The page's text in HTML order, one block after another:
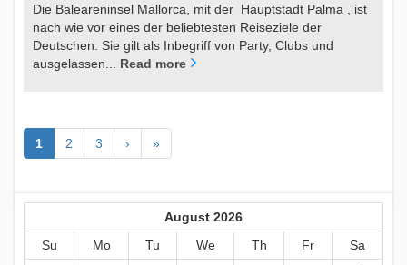
Die Baleareninsel Mallorca, mit der Hauptstadt Palma , ist
nach wie vor eines der beliebtesten Reiseziele der
Deutschen. Sie gilt als Inbegriff von Party, Clubs und
ausgelassen... Read more
1 2 3 › »
August 2026
Su
Mo Tu We Th Fr
Sa